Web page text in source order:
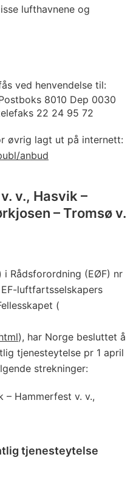
lufthavnene og
ved henvendelse til:
8010 Dep 0030
22 24 95 72
øvrig lagt ut på internett:
anbud
v., Hasvik –
– Tromsø v.
i Rådsforordning (EØF) nr
luftfartsselskapers
(
), har Norge besluttet å
tjenesteytelse pr 1 april
strekninger:
– Hammerfest v. v.,
tjenesteytelse